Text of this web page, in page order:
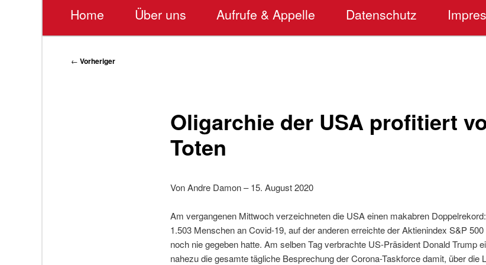
Home Über uns Aufrufe & Appelle Datenschutz
Beitragsnavigation
← Vorheriger
Oligarchie der USA profitiert
Toten
Von Andre Damon – 15. August 2020
Am vergangenen Mittwoch verzeichneten die USA einen makabren
1.503 Menschen an Covid-19, auf der anderen erreichte der Aktienindex S&P
noch nie gegeben hatte. Am selben Tag verbrachte US-Präsident Donald Trump
nahezu die gesamte tägliche Besprechung der Corona-Taskforce damit, über die